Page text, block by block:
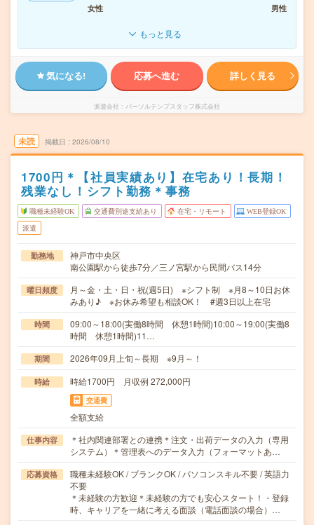
女性
男性
もっと見る
気になる! 応募へ進む 詳しく見る
派遣会社 パーソルテンプスタッフ株式会社
未読 掲載日 2026/08/10
1700円＊【社員実績あり】在宅あり！長期！
残業なし！シフト勤務＊事務
職種未経験OK 交通費別途支給あり 在宅・リモート WEB登録OK
派遣
勤務地
神戸市中央区
南公園駅から徒歩7分／三ノ宮駅から民間バス14分
曜日頻度
月～金・土・日・祝(週5日) ※シフト制 ※月8～10日お休
みあり♪ ※お休み希望も相談OK！ #週3日以上在宅
時間
09:00～18:00(実働8時間 休憩1時間)10:00～19:00(実働8
時間 休憩1時間)11…
期間 2026年09月上旬～長期 ※9月～！
時給 時給1700円 月収例 272,000円
交通費
全額支給
仕事内容
＊社内関連部署との連携＊注文・出荷データの入力（専用
システム）＊管理表へのデータ入力（フォーマットあ…
応募資格
職種未経験OK / ブランクOK / パソコンスキル不要 / 英語力
不要
＊未経験の方歓迎＊未経験の方でも安心スタート！・登録
時、キャリアを一緒に考える面談（電話面談の場合）…